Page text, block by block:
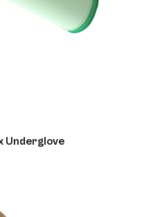
Underglove